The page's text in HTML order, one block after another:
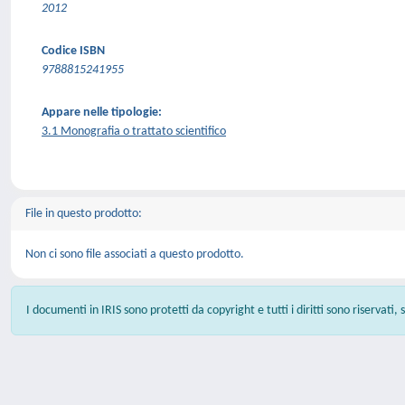
2012
Codice ISBN
9788815241955
Appare nelle tipologie:
3.1 Monografia o trattato scientifico
File in questo prodotto:
Non ci sono file associati a questo prodotto.
I documenti in IRIS sono protetti da copyright e tutti i diritti sono riservati,